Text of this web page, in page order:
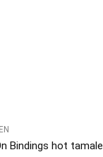
Bindings hot tamale